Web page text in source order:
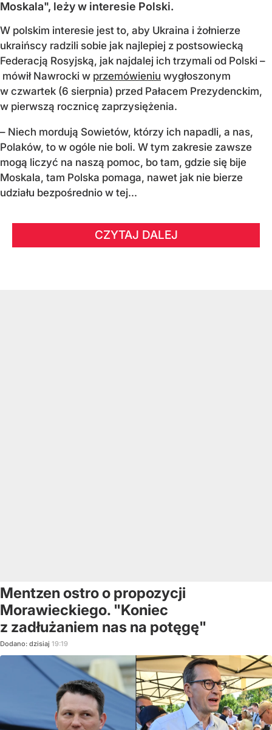
Moskala", leży w interesie Polski.
W polskim interesie jest to, aby Ukraina i żołnierze
ukraińscy radzili sobie jak najlepiej z postsowiecką
Federacją Rosyjską, jak najdalej ich trzymali od Polski –
mówił Nawrocki w przemówieniu wygłoszonym
w czwartek (6 sierpnia) przed Pałacem Prezydenckim,
w pierwszą rocznicę zaprzysiężenia.
– Niech mordują Sowietów, którzy ich napadli, a nas,
Polaków, to w ogóle nie boli. W tym zakresie zawsze
mogą liczyć na naszą pomoc, bo tam, gdzie się bije
Moskala, tam Polska pomaga, nawet jak nie bierze
udziału bezpośrednio w tej...
CZYTAJ DALEJ
Mentzen ostro o propozycji
Morawieckiego. "Koniec
z zadłużaniem nas na potęgę"
Dodano: dzisiaj 19:19